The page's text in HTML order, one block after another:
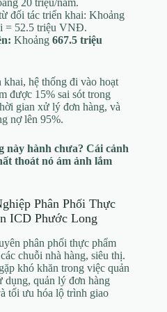
20 triệu/năm.
đối tác triển khai: Khoảng
= 52.5 triệu VNĐ.
Khoảng 667.5 triệu
khai, hệ thống đi vào hoạt
được 15% sai sót trong
gian xử lý đơn hàng, và
nợ lên 95%.
này hành chưa? Cái cảnh
thoát nó ám ảnh lắm
Phân Phối Thực
ICD Phước Long
phân phối thực phẩm
chuỗi nhà hàng, siêu thị.
khó khăn trong việc quản
dụng, quản lý đơn hàng
tối ưu hóa lộ trình giao